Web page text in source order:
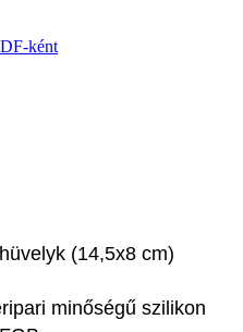
ként
(14,5x8 cm)
minőségű szilikon